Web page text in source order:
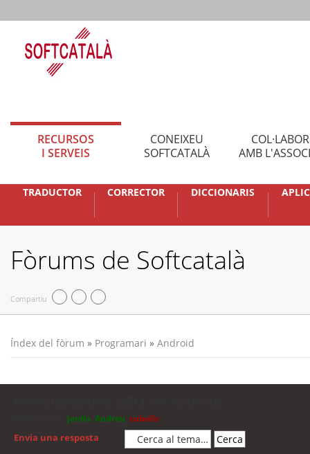
RECURSOS
I SERVEIS
CONEIXEU
SOFTCATALÀ
AMB
TRADUCTOR CORRECTOR DICCIONARIS
Fòrums de Softcatalà
Compartiu
Índex del fòrum » Programari » Android
jordis Andreu cubells
Envia una resposta